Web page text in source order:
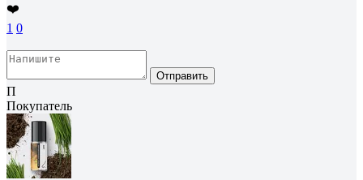
❤️
1 0
Отправить
П
Покупатель